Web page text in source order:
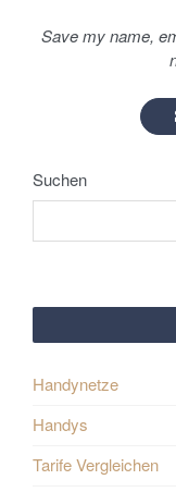
Save my name,
Suchen
Handynetze
Handys
Tarife Vergleichen